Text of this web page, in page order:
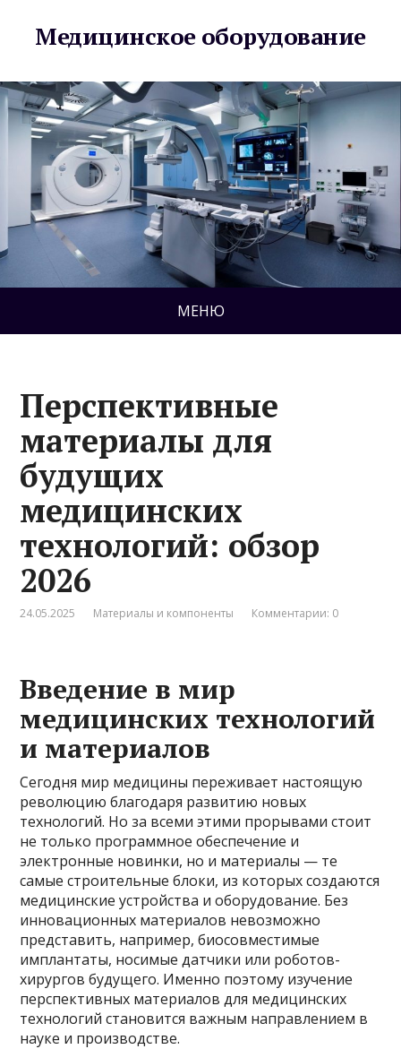
Медицинское оборудование
МЕНЮ
Перспективные
материалы для
будущих
медицинских
технологий: обзор
2026
24.05.2025 Материалы и компоненты Комментарии: 0
Введение в мир
медицинских технологий
и материалов
Сегодня мир медицины переживает настоящую
революцию благодаря развитию новых
технологий. Но за всеми этими прорывами стоит
не только программное обеспечение и
электронные новинки, но и материалы — те
самые строительные блоки, из которых создаются
медицинские устройства и оборудование. Без
инновационных материалов невозможно
представить, например, биосовместимые
имплантаты, носимые датчики или роботов-
хирургов будущего. Именно поэтому изучение
перспективных материалов для медицинских
технологий становится важным направлением в
науке и производстве.